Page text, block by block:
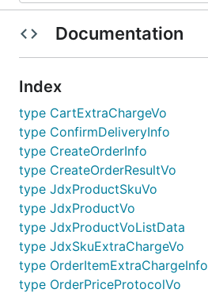
Documentation
Index
type CartExtraChargeVo
type ConfirmDeliveryInfo
type CreateOrderInfo
type CreateOrderResultVo
type JdxProductSkuVo
type JdxProductVo
type JdxProductVoListData
type JdxSkuExtraChargeVo
type OrderItemExtraChargeInfo
type OrderPriceProtocolVo